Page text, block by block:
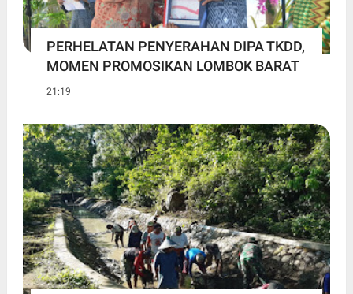
PERHELATAN PENYERAHAN DIPA TKDD,
MOMEN PROMOSIKAN LOMBOK BARAT
21:19